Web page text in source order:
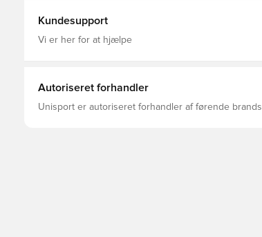
Kundesupport
Vi er her for at hjælpe
Autoriseret forhandler
Unisport er autoriseret forhandler af førende brands